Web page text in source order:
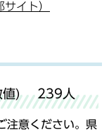
イト）
値) 239人
注意ください。県